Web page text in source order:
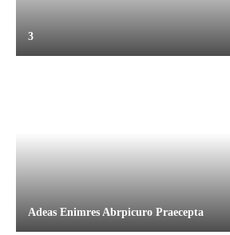
3
Adeas Enimres Abrpicuro Praecepta